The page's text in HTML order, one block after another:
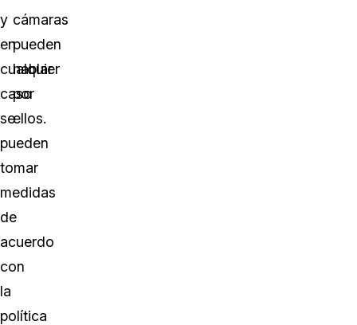
y
en
cualquier
caso
se
pueden
tomar
medidas
de
acuerdo
con
la
política
cámaras
pueden
hablar
por
ellos.